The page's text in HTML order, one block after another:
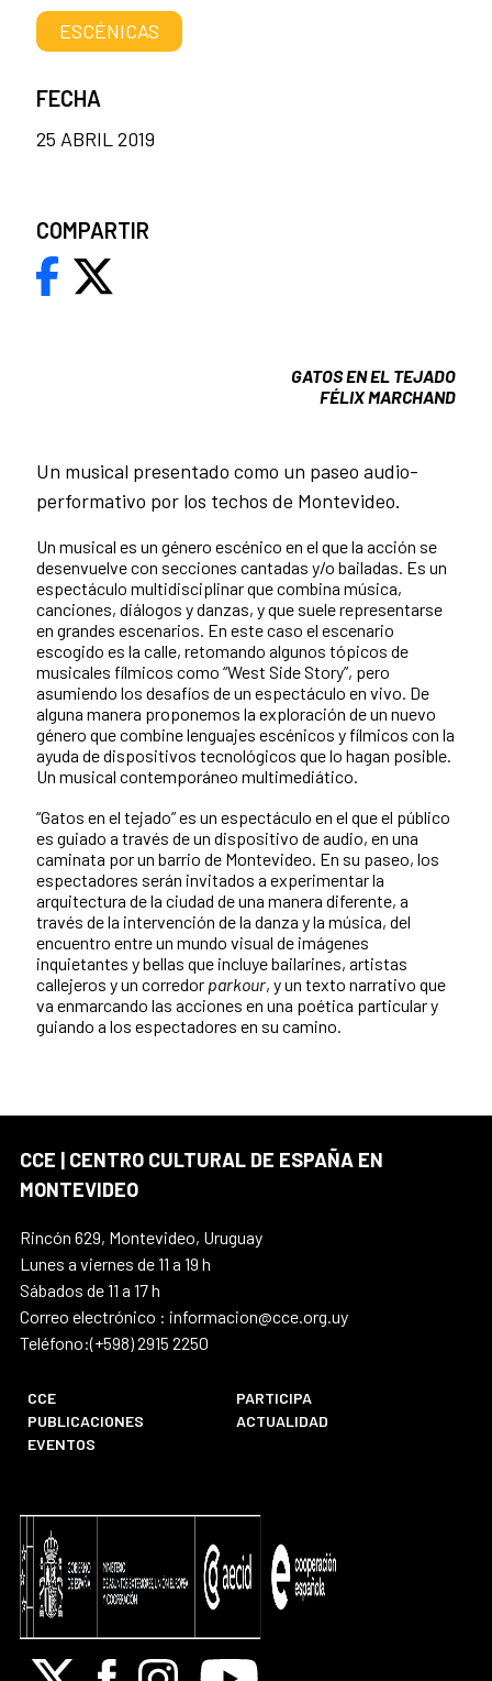
GATOS EN EL TEJADO
FÉLIX MARCHAND
Un musical presentado como un paseo audio-
performativo por los techos de Montevideo.
Un musical es un género escénico en el que la acción se
desenvuelve con secciones cantadas y/o bailadas. Es un
espectáculo multidisciplinar que combina música,
canciones, diálogos y danzas, y que suele representarse
en grandes escenarios. En este caso el escenario
escogido es la calle, retomando algunos tópicos de
musicales fílmicos como “West Side Story”, pero
asumiendo los desafíos de un espectáculo en vivo. De
alguna manera proponemos la exploración de un nuevo
género que combine lenguajes escénicos y fílmicos con la
ayuda de dispositivos tecnológicos que lo hagan posible.
Un musical contemporáneo multimediático.
“Gatos en el tejado” es un espectáculo en el que el público
es guiado a través de un dispositivo de audio, en una
caminata por un barrio de Montevideo. En su paseo, los
espectadores serán invitados a experimentar la
arquitectura de la ciudad de una manera diferente, a
través de la intervención de la danza y la música, del
encuentro entre un mundo visual de imágenes
inquietantes y bellas que incluye bailarines, artistas
callejeros y un corredor parkour, y un texto narrativo que
va enmarcando las acciones en una poética particular y
guiando a los espectadores en su camino.
ESCÉNICAS
FECHA
25 ABRIL 2019
COMPARTIR
CCE | CENTRO CULTURAL DE ESPAÑA EN
MONTEVIDEO
Rincón 629, Montevideo, Uruguay
Lunes a viernes de 11 a 19 h
Sábados de 11 a 17 h
Correo electrónico : informacion@cce.org.uy
Teléfono:(+598) 2915 2250
CCE
PARTICIPA
PUBLICACIONES
ACTUALIDAD
EVENTOS
X FacebookInstagramYoutube